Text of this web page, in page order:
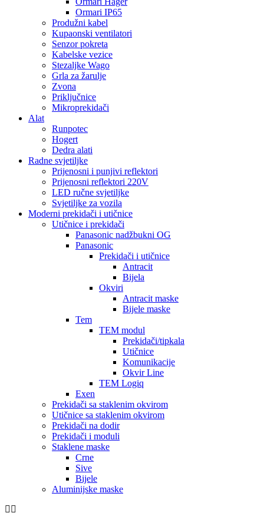
Ormari IP65
Produžni kabel
Kupaonski ventilatori
Senzor pokreta
Kabelske vezice
Stezaljke Wago
Grla za žarulje
Zvona
Priključnice
Mikroprekidači
Alat
Runpotec
Hogert
Dedra alati
Radne svjetiljke
Prijenosni i punjivi reflektori
Prijenosni reflektori 220V
LED ručne svjetiljke
Svjetiljke za vozila
Moderni prekidači i utičnice
Utičnice i prekidači
Panasonic nadžbukni OG
Panasonic
Prekidači i utičnice
Antracit
Bijela
Okviri
Antracit maske
Bijele maske
Tem
TEM modul
Prekidači/tipkala
Utičnice
Komunikacije
Okvir Line
TEM Logiq
Exen
Prekidači sa staklenim okvirom
Utičnice sa staklenim okvirom
Prekidači na dodir
Prekidači i moduli
Staklene maske
Crne
Sive
Bijele
Aluminijske maske